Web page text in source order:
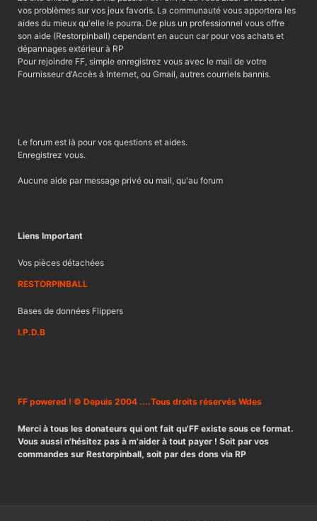
vos problèmes sur vos jeux favoris. La communauté vous apportera les
aides du mieux qu'elle le pourra. De plus un professionnel vous offre
son aide (Restorpinball) cependant en aucun car pour vos achats et
dépannages extérieur à RP
Pour rejoindre FF, simple enregistrez vous avec le mail de votre
Fournisseur d'Accès à Internet, ou Gmail, autres courriels bannis.
Le forum est là pour vos questions et aides.
Enregistrez vous.
Aucune aide par message privé ou mail, qu'au forum
Liens Important
Vos pièces détachées
RESTORPINBALL
Bases de données Flippers
I.P.D.B
FF powered ! © Depuis 2004 ....Tous droits réservés Wdes
Merci à tous les donateurs qui ont fait qu'FF existe sous ce format.
Vous aussi n'hésitez pas à m'aider à tout payer ! Soit par vos
commandes sur Restorpinball, soit par des dons via RP